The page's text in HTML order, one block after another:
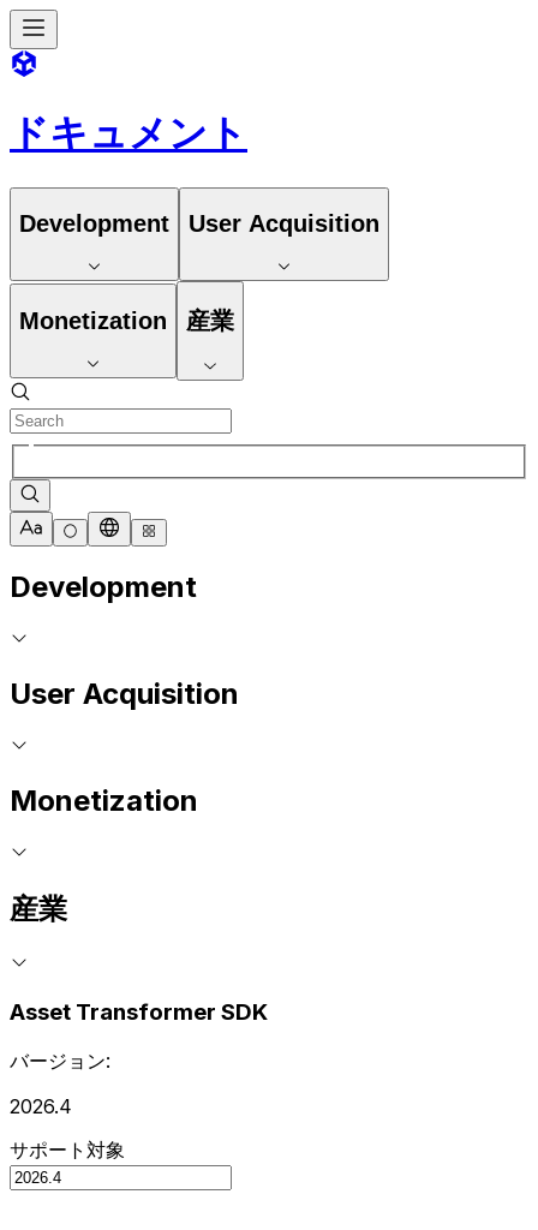
ドキュメント
Development User Acquisition
Monetization 産業
Development
User Acquisition
Monetization
産業
Asset Transformer SDK
バージョン:
2026.4
サポート対象